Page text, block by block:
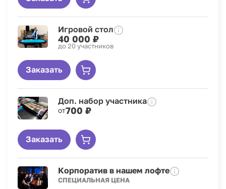
Игровой стол
40 000 ₽
до 20 участников
Заказать
Доп. набор участника
от700 ₽
Заказать
Корпоратив в нашем лофте
СПЕЦИАЛЬНАЯ ЦЕНА